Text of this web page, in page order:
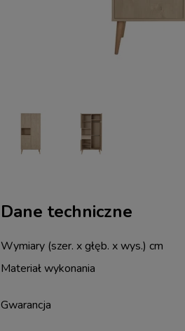
Dane techniczne
Wymiary (szer. x głęb. x wys.) cm
Materiał wykonania
Gwarancja